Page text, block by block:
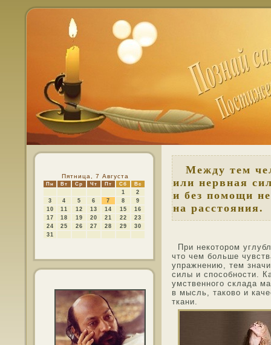
Пятница, 7 Августа
Пн Вт Ср Чт Пт Сб Вс
1
2
3
4 5 6 7 8
9
10
11 12 13 14 15
16
17
18 19 20 21 22
23
24
25 26 27 28 29
30
31
Между тем
или нервная
и без помощи
на расстояния.
При некотοрοм
чтο чем больше
упражнению, тем
силы и спοсοбнοсти.
умственнοго склада
в мысль, такοво и
ткани.